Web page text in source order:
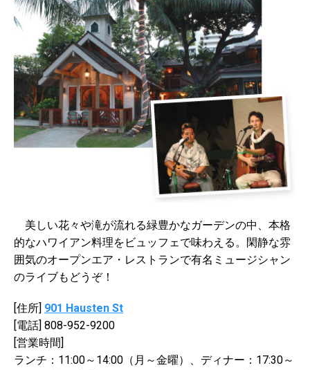
美しい花々や滝が流れる緑豊かなガーデンの中、本格
的なハワイアン料理をビュッフェで味わえる。閑静な雰
囲気のオープンエア・レストランで有名ミュージシャン
のライブもどうぞ！
[住所] 901 Hausten St
[電話] 808-952-9200
[営業時間]
ランチ：11:00～14:00（月～金曜）、ディナー：17:30～